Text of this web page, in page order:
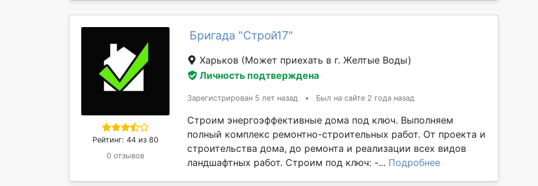
Рейтинг: 44 из 80
0 отзывов
Бригада "Строй17"
Харьков (Может приехать в г. Желтые Воды)
Личность подтверждена
Зарегистрирован 5 лет назад • Был на сайте 2 года назад
Строим энергоэффективные дома под ключ. Выполняем
полный комплекс ремонтно-строительных работ. От проекта и
строительства дома, до ремонта и реализации всех видов
ландшафтных работ. Строим под ключ: -... Подробнее